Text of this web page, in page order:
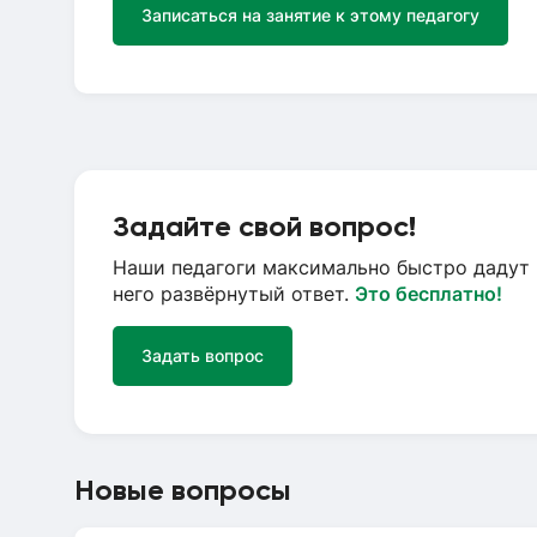
Записаться на занятие к этому педагогу
Задайте свой вопрос!
Наши педагоги максимально быстро дадут
него развёрнутый ответ. Это бесплатно!
Задать вопрос
Новые вопросы